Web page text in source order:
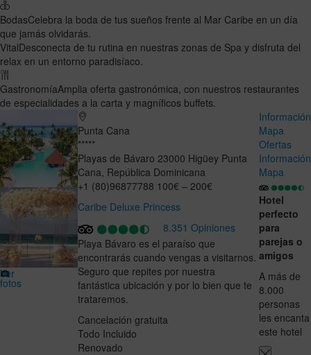
BodasCelebra la boda de tus sueños frente al Mar Caribe en un día
que jamás olvidarás.
VitalDesconecta de tu rutina en nuestras zonas de Spa y disfruta del
relax en un entorno paradisíaco.
GastronomíaAmplia oferta gastronómica, con nuestros restaurantes
de especialidades a la carta y magníficos buffets.
Ver
fotos
Punta Cana
*****
Playas de Bávaro 23000 Higüey Punta
Cana, República Dominicana
+1 (80)96877788 100€ – 200€
Caribe Deluxe Princess
8.351 Opiniones
Playa Bávaro es el paraíso que
encontrarás cuando vengas a visitarnos.
Seguro que repites por nuestra
fantástica ubicación y por lo bien que te
trataremos.
Cancelación gratuita
Todo Incluido
Renovado
Información
Mapa
Ofertas
Información
Mapa
Hotel
perfecto
para
parejas o
amigos
A más de
8.000
personas
les encanta
este hotel